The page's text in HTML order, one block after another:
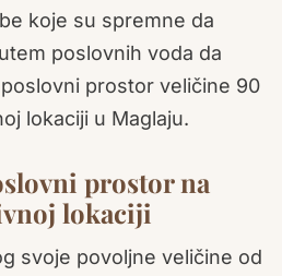
koje su spremne da
poslovnih voda da
prostor veličine 90
lokaciji u Maglaju.
prostor na
lokaciji
svoje povoljne veličine od